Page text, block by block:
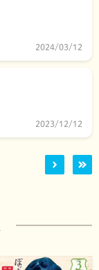
2024/03/12
2023/12/12